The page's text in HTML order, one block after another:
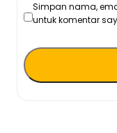
Simpan nama,
untuk komentar